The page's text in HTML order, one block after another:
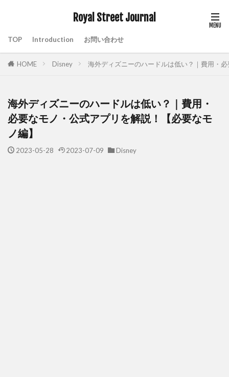
Royal Street Journal
TOP Introduction お問い合わせ
HOME Disney 海外ディズニーのハードルは低い？｜費用・
海外ディズニーのハードルは低い？｜費用・
必要なモノ・公式アプリを解説！【必要なモ
ノ編】
2023-05-28 2023-07-09 Disney